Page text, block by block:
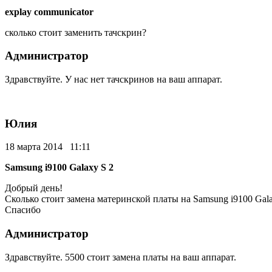
explay communicator
сколько стоит заменить тачскрин?
Администратор
Здравствуйте. У нас нет тачскринов на ваш аппарат.
Юлия
18 марта 2014 11:11
Samsung i9100 Galaxy S 2
Добрый день!
Сколько стоит замена материнской платы на Samsung i9100
Спасибо
Администратор
Здравствуйте. 5500 стоит замена платы на ваш аппарат.